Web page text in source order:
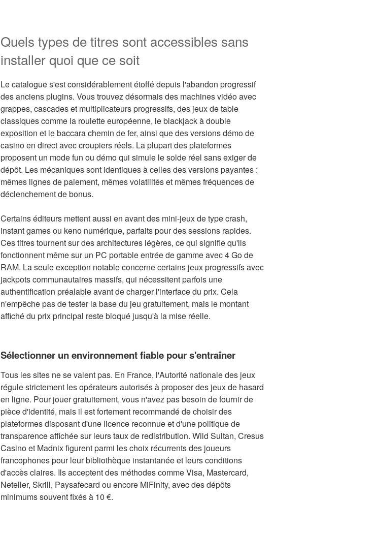
Quels types de titres sont accessibles sans
installer quoi que ce soit
Le catalogue s'est considérablement étoffé depuis l'abandon progressif
des anciens plugins. Vous trouvez désormais des machines vidéo avec
grappes, cascades et multiplicateurs progressifs, des jeux de table
classiques comme la roulette européenne, le blackjack à double
exposition et le baccara chemin de fer, ainsi que des versions démo de
casino en direct avec croupiers réels. La plupart des plateformes
proposent un mode fun ou démo qui simule le solde réel sans exiger de
dépôt. Les mécaniques sont identiques à celles des versions payantes :
mêmes lignes de paiement, mêmes volatilités et mêmes fréquences de
déclenchement de bonus.
Certains éditeurs mettent aussi en avant des mini-jeux de type crash,
instant games ou keno numérique, parfaits pour des sessions rapides.
Ces titres tournent sur des architectures légères, ce qui signifie qu'ils
fonctionnent même sur un PC portable entrée de gamme avec 4 Go de
RAM. La seule exception notable concerne certains jeux progressifs avec
jackpots communautaires massifs, qui nécessitent parfois une
authentification préalable avant de charger l'interface du prix. Cela
n'empêche pas de tester la base du jeu gratuitement, mais le montant
affiché du prix principal reste bloqué jusqu'à la mise réelle.
Sélectionner un environnement fiable pour s'entraîner
Tous les sites ne se valent pas. En France, l'Autorité nationale des jeux
régule strictement les opérateurs autorisés à proposer des jeux de hasard
en ligne. Pour jouer gratuitement, vous n'avez pas besoin de fournir de
pièce d'identité, mais il est fortement recommandé de choisir des
plateformes disposant d'une licence reconnue et d'une politique de
transparence affichée sur leurs taux de redistribution. Wild Sultan, Cresus
Casino et Madnix figurent parmi les choix récurrents des joueurs
francophones pour leur bibliothèque instantanée et leurs conditions
d'accès claires. Ils acceptent des méthodes comme Visa, Mastercard,
Neteller, Skrill, Paysafecard ou encore MiFinity, avec des dépôts
minimums souvent fixés à 10 €.